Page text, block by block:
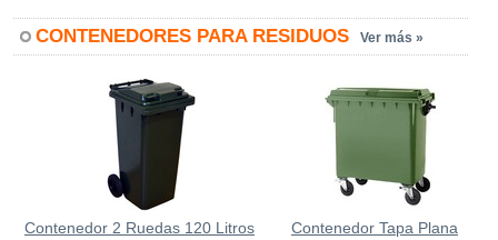
CONTENEDORES PARA RESIDUOS Ver más »
Contenedor 2 Ruedas 120 Litros
Contenedor Tapa Plana